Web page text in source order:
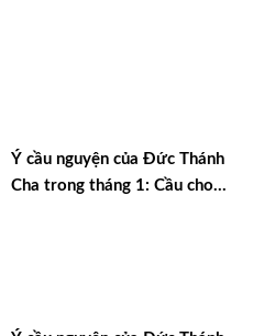
Ý cầu nguyện của Đức Thánh
Cha trong tháng 1: Cầu cho